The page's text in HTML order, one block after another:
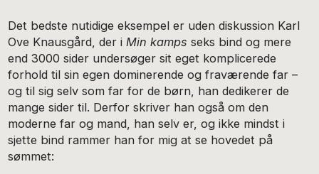
Det bedste nutidige eksempel er uden diskussion Karl
Ove Knausgård, der iMin kamps seks bind og mere
end 3000 sider undersøger sit eget komplicerede
forhold til sin egen dominerende og fraværende far –
og til sig selv som far for de børn, han dedikerer de
mange sider til. Derfor skriver han også om den
moderne far og mand, han selv er, og ikke mindst i
sjette bind rammer han for mig at se hovedet på
sømmet: